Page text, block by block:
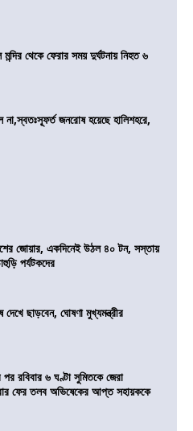
মন্দির থেকে ফেরার সময় দুর্ঘটনায় নিহত ৬
না,স্বতঃস্ফূর্ত জনরোষ হয়েছে হালিশহরে,
জোয়ার, একদিনেই উঠল ৪০ টন, সস্তায়
পর্যটকদের
ছাড়বেন, ঘোষণা মুখ্যমন্ত্রীর
পর রবিবার ৬ ঘণ্টা সুমিতকে জেরা
ফের তলব অভিষেকের আপ্ত সহায়ককে